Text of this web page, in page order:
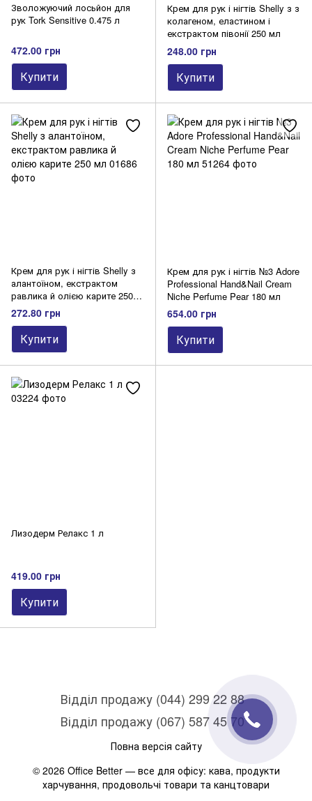
Зволожуючий лосьйон для
рук Tork Sensitive 0.475 л
472.00 грн
Купити
Крем для рук і нігтів Shelly з з
колагеном, еластином і
екстрактом півонії 250 мл
248.00 грн
Купити
Крем для рук і нігтів Shelly з
алантоїном, екстрактом
равлика й олією карите 250
мл
272.80 грн
Купити
Крем для рук і нігтів №3 Adore
Professional Hand&Nail Cream
Niche Perfume Pear 180 мл
654.00 грн
Купити
Лизодерм Релакс 1 л
419.00 грн
Купити
Відділ продажу (044) 299 22 88
Відділ продажу (067) 587 45 70
Повна версія сайту
© 2026 Office Better — все для офісу: кава, продукти
харчування, продовольчі товари та канцтовари